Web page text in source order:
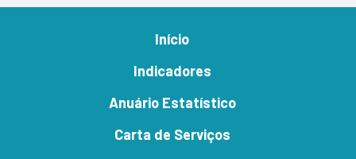
Início
Indicadores
Anuário Estatístico
Carta de Serviços